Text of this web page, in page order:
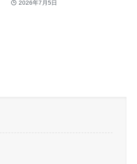
2026年7月5日